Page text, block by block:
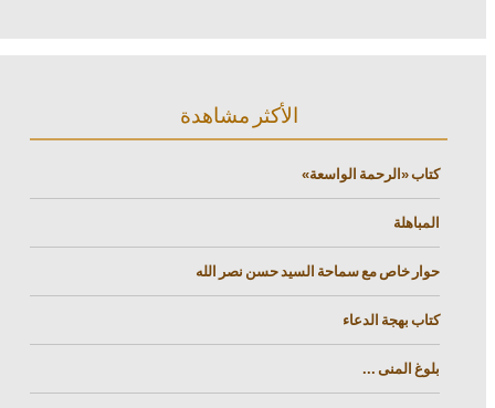
الأكثر مشاهدة
كتاب «الرحمة الواسعة»
المباهلة
حوار خاص مع سماحة السيد حسن نصر الله
كتاب بهجة الدعاء
بلوغ المنى ...